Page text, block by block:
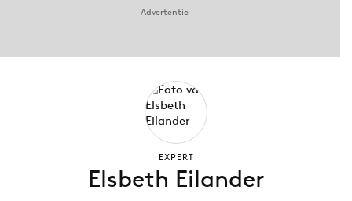
12 nov: MarketingLive!
Advertentie
EXPERT
Elsbeth Eilander